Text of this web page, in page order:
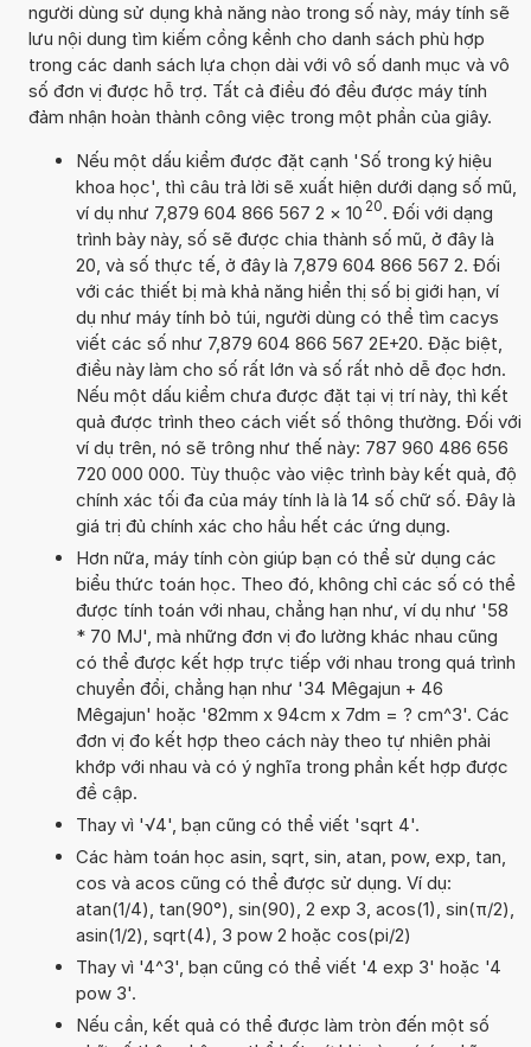
người dùng sử dụng khả năng nào trong số này, máy tính sẽ
lưu nội dung tìm kiếm cồng kềnh cho danh sách phù hợp
trong các danh sách lựa chọn dài với vô số danh mục và vô
số đơn vị được hỗ trợ. Tất cả điều đó đều được máy tính
đảm nhận hoàn thành công việc trong một phần của giây.
Nếu một dấu kiểm được đặt cạnh 'Số trong ký hiệu
khoa học', thì câu trả lời sẽ xuất hiện dưới dạng số mũ,
ví dụ như 7,879 604 866 567 2 × 10 20. Đối với dạng
trình bày này, số sẽ được chia thành số mũ, ở đây là
20, và số thực tế, ở đây là 7,879 604 866 567 2. Đối
với các thiết bị mà khả năng hiển thị số bị giới hạn, ví
dụ như máy tính bỏ túi, người dùng có thể tìm cacys
viết các số như 7,879 604 866 567 2E+20. Đặc biệt,
điều này làm cho số rất lớn và số rất nhỏ dễ đọc hơn.
Nếu một dấu kiểm chưa được đặt tại vị trí này, thì kết
quả được trình theo cách viết số thông thường. Đối với
ví dụ trên, nó sẽ trông như thế này: 787 960 486 656
720 000 000. Tùy thuộc vào việc trình bày kết quả, độ
chính xác tối đa của máy tính là là 14 số chữ số. Đây là
giá trị đủ chính xác cho hầu hết các ứng dụng.
Hơn nữa, máy tính còn giúp bạn có thể sử dụng các
biểu thức toán học. Theo đó, không chỉ các số có thể
được tính toán với nhau, chẳng hạn như, ví dụ như '58
* 70 MJ', mà những đơn vị đo lường khác nhau cũng
có thể được kết hợp trực tiếp với nhau trong quá trình
chuyển đổi, chẳng hạn như '34 Mêgajun + 46
Mêgajun' hoặc '82mm x 94cm x 7dm = ? cm^3'. Các
đơn vị đo kết hợp theo cách này theo tự nhiên phải
khớp với nhau và có ý nghĩa trong phần kết hợp được
đề cập.
Thay vì '√4', bạn cũng có thể viết 'sqrt 4'.
Các hàm toán học asin, sqrt, sin, atan, pow, exp, tan,
cos và acos cũng có thể được sử dụng. Ví dụ:
atan(1/4), tan(90°), sin(90), 2 exp 3, acos(1), sin(π/2),
asin(1/2), sqrt(4), 3 pow 2 hoặc cos(pi/2)
Thay vì '4^3', bạn cũng có thể viết '4 exp 3' hoặc '4
pow 3'.
Nếu cần, kết quả có thể được làm tròn đến một số